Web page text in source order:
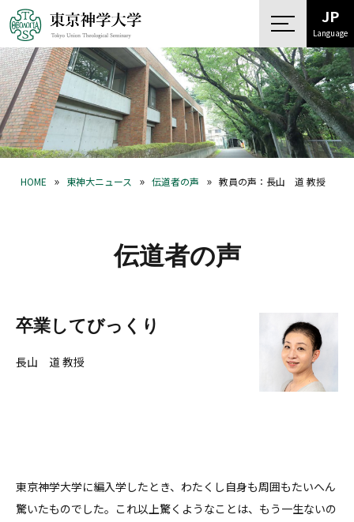
JP
Language
HOME » 東神大ニュース » 伝道者の声 » 教員の声：長山 道 教授
伝道者の声
卒業してびっくり
長山 道 教授
東京神学大学に編入学したとき、わたくし自身も周囲もたいへん
驚いたものでした。これ以上驚くようなことは、もう一生ないの